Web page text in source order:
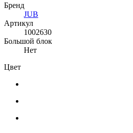
Бренд
JUB
Артикул
1002630
Большой блок
Нет
Цвет